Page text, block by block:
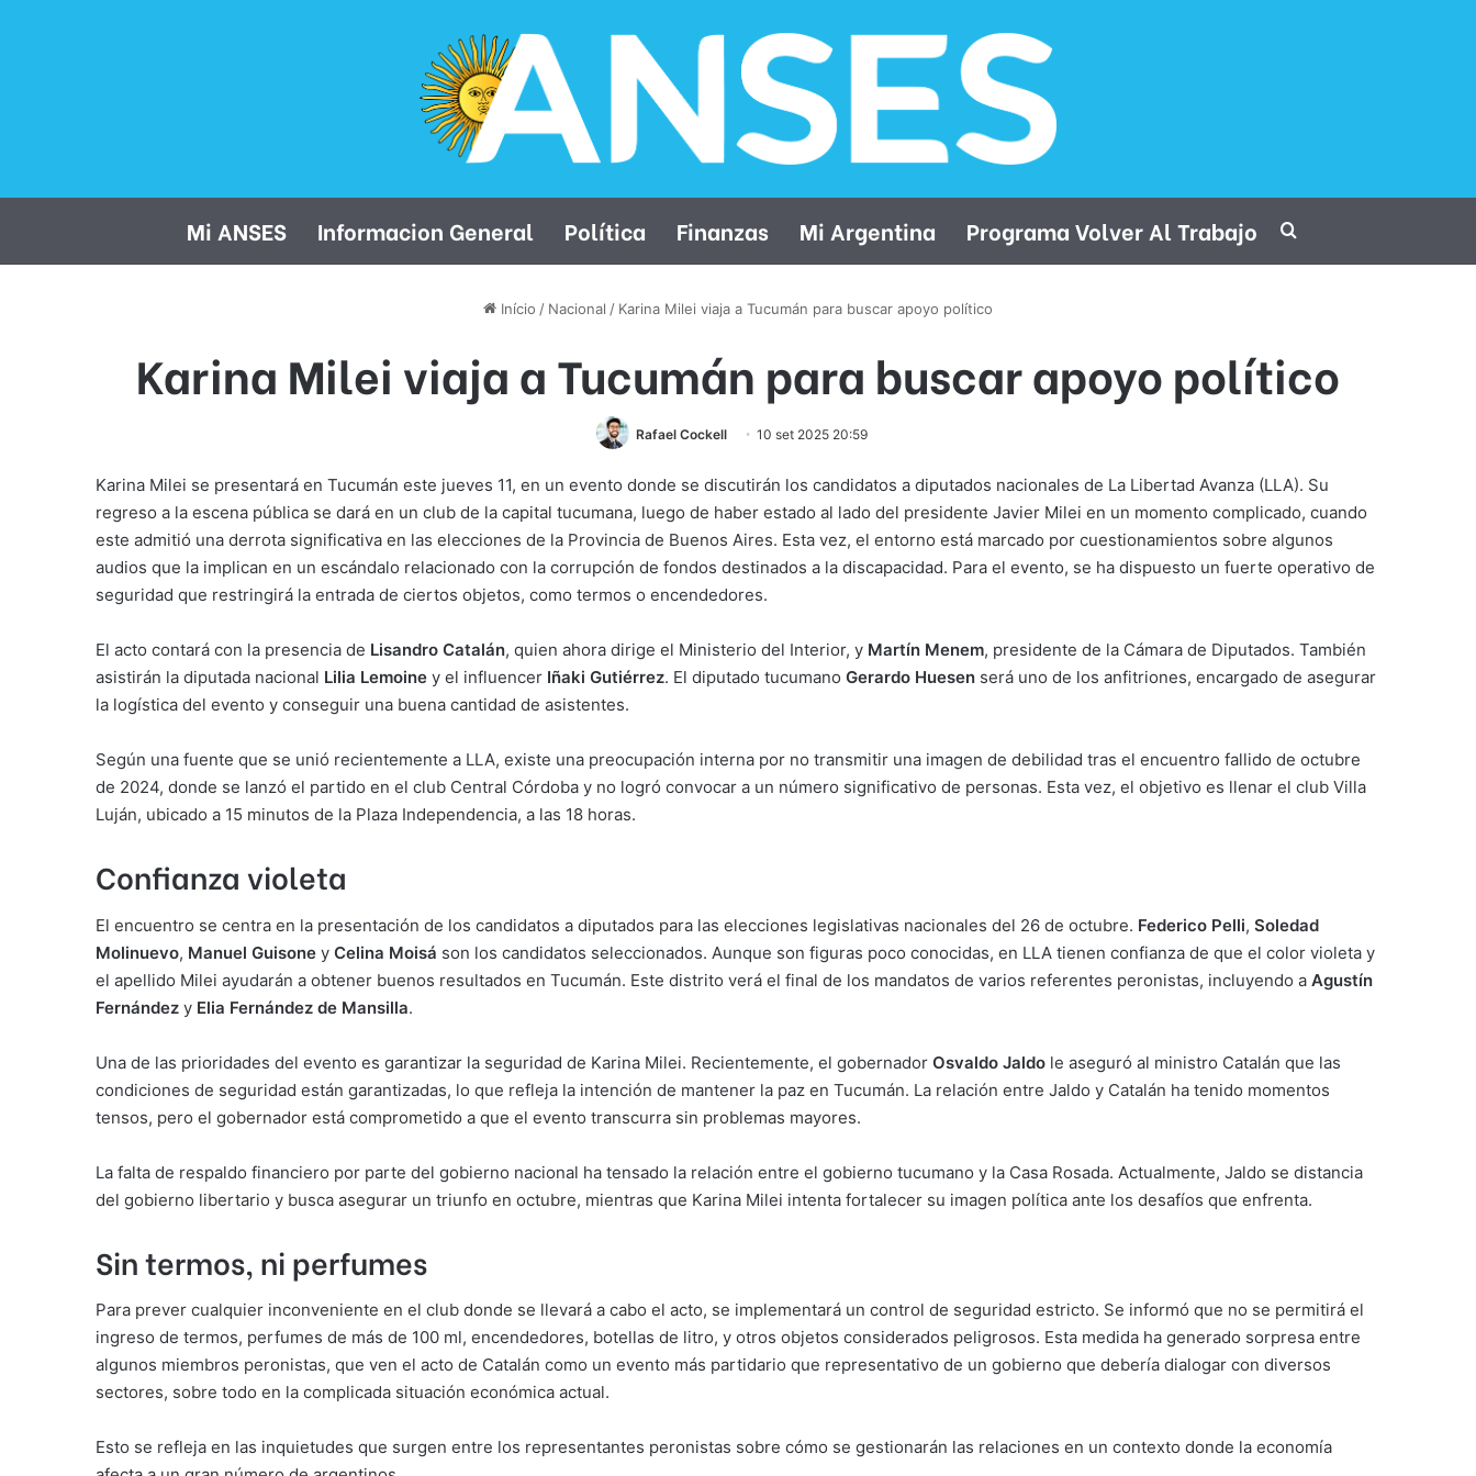
Mi ANSES Informacion General Política Finanzas Mi Argentina Programa Volver Al Trabajo
Início / Nacional / Karina Milei viaja a Tucumán para buscar apoyo político
Karina Milei viaja a Tucumán para buscar apoyo político
Rafael Cockell 10 set 2025 20:59
Karina Milei se presentará en Tucumán este jueves 11, en un evento donde se discutirán los candidatos a diputados nacionales de La Libertad Avanza (LLA). Su
regreso a la escena pública se dará en un club de la capital tucumana, luego de haber estado al lado del presidente Javier Milei en un momento complicado, cuando
este admitió una derrota significativa en las elecciones de la Provincia de Buenos Aires. Esta vez, el entorno está marcado por cuestionamientos sobre algunos
audios que la implican en un escándalo relacionado con la corrupción de fondos destinados a la discapacidad. Para el evento, se ha dispuesto un fuerte operativo de
seguridad que restringirá la entrada de ciertos objetos, como termos o encendedores.
El acto contará con la presencia de Lisandro Catalán, quien ahora dirige el Ministerio del Interior, y Martín Menem, presidente de la Cámara de Diputados. También
asistirán la diputada nacional Lilia Lemoine y el influencer Iñaki Gutiérrez. El diputado tucumano Gerardo Huesen será uno de los anfitriones, encargado de asegurar
la logística del evento y conseguir una buena cantidad de asistentes.
Según una fuente que se unió recientemente a LLA, existe una preocupación interna por no transmitir una imagen de debilidad tras el encuentro fallido de octubre
de 2024, donde se lanzó el partido en el club Central Córdoba y no logró convocar a un número significativo de personas. Esta vez, el objetivo es llenar el club Villa
Luján, ubicado a 15 minutos de la Plaza Independencia, a las 18 horas.
Confianza violeta
El encuentro se centra en la presentación de los candidatos a diputados para las elecciones legislativas nacionales del 26 de octubre. Federico Pelli, Soledad
Molinuevo, Manuel Guisone y Celina Moisá son los candidatos seleccionados. Aunque son figuras poco conocidas, en LLA tienen confianza de que el color violeta y
el apellido Milei ayudarán a obtener buenos resultados en Tucumán. Este distrito verá el final de los mandatos de varios referentes peronistas, incluyendo a Agustín
Fernández y Elia Fernández de Mansilla.
Una de las prioridades del evento es garantizar la seguridad de Karina Milei. Recientemente, el gobernador Osvaldo Jaldo le aseguró al ministro Catalán que las
condiciones de seguridad están garantizadas, lo que refleja la intención de mantener la paz en Tucumán. La relación entre Jaldo y Catalán ha tenido momentos
tensos, pero el gobernador está comprometido a que el evento transcurra sin problemas mayores.
La falta de respaldo financiero por parte del gobierno nacional ha tensado la relación entre el gobierno tucumano y la Casa Rosada. Actualmente, Jaldo se distancia
del gobierno libertario y busca asegurar un triunfo en octubre, mientras que Karina Milei intenta fortalecer su imagen política ante los desafíos que enfrenta.
Sin termos, ni perfumes
Para prever cualquier inconveniente en el club donde se llevará a cabo el acto, se implementará un control de seguridad estricto. Se informó que no se permitirá el
ingreso de termos, perfumes de más de 100 ml, encendedores, botellas de litro, y otros objetos considerados peligrosos. Esta medida ha generado sorpresa entre
algunos miembros peronistas, que ven el acto de Catalán como un evento más partidario que representativo de un gobierno que debería dialogar con diversos
sectores, sobre todo en la complicada situación económica actual.
Esto se refleja en las inquietudes que surgen entre los representantes peronistas sobre cómo se gestionarán las relaciones en un contexto donde la economía